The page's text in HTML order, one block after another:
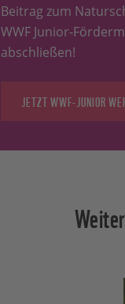
Beitrag zum
WWF Junior-
abschließen!
JETZT WWF-JUNIOR